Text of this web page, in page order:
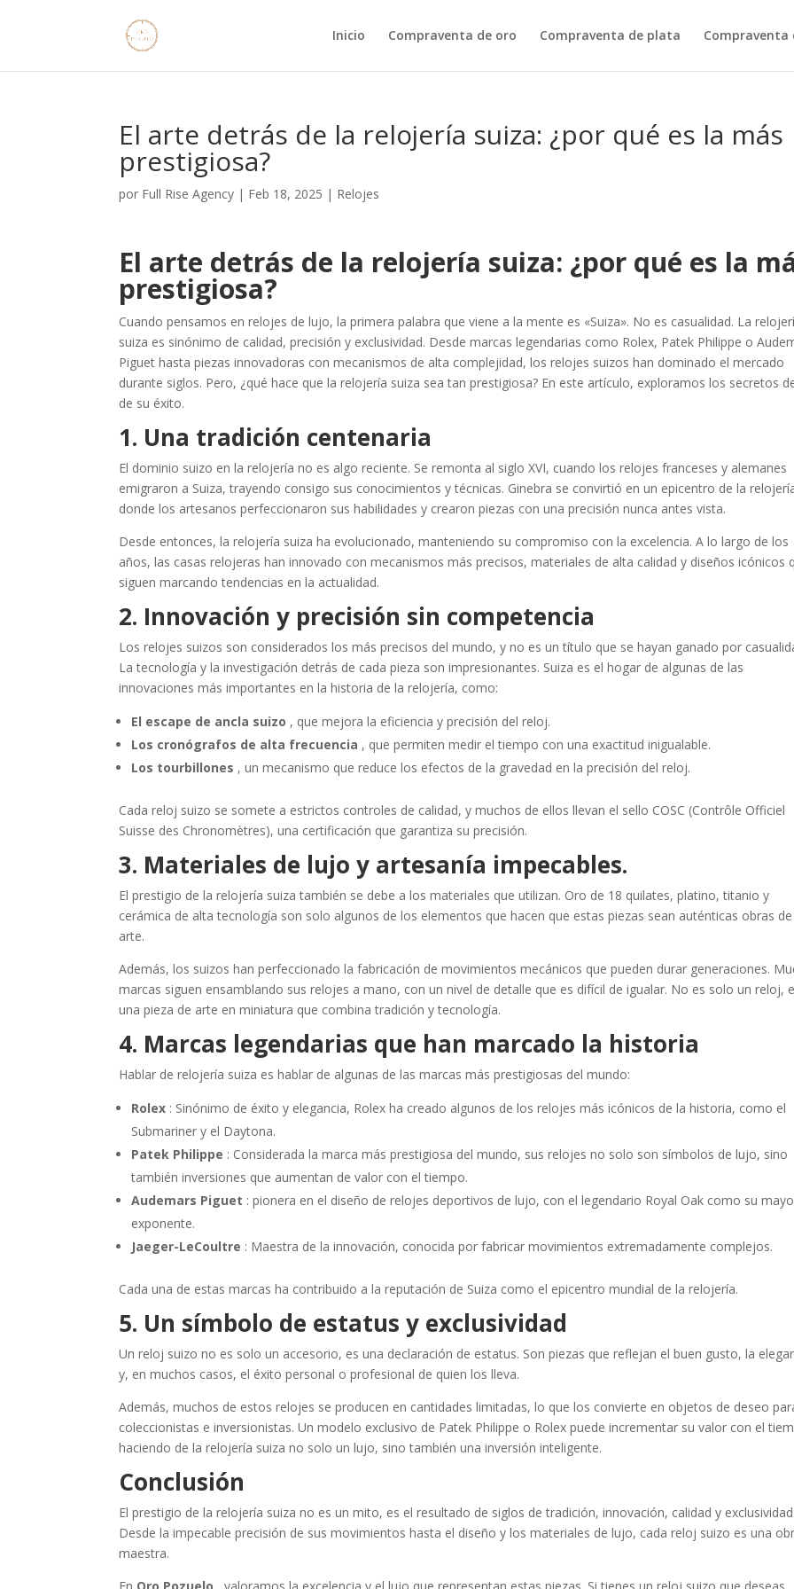
Inicio Compraventa de oro Compraventa de plata Compraventa
El arte detrás de la relojería suiza: ¿por qué es la más
prestigiosa?
por Full Rise Agency | Feb 18, 2025 | Relojes
El arte detrás de la relojería suiza: ¿por qué es la
prestigiosa?
Cuando pensamos en relojes de lujo, la primera palabra que viene a la mente es «Suiza». No es casualidad. La
suiza es sinónimo de calidad, precisión y exclusividad. Desde marcas legendarias como Rolex, Patek Philippe o
Piguet hasta piezas innovadoras con mecanismos de alta complejidad, los relojes suizos han dominado el mercado
durante siglos. Pero, ¿qué hace que la relojería suiza sea tan prestigiosa? En este artículo, exploramos los secretos
de su éxito.
1. Una tradición centenaria
El dominio suizo en la relojería no es algo reciente. Se remonta al siglo XVI, cuando los relojes franceses y alemanes
emigraron a Suiza, trayendo consigo sus conocimientos y técnicas. Ginebra se convirtió en un epicentro de la
donde los artesanos perfeccionaron sus habilidades y crearon piezas con una precisión nunca antes vista.
Desde entonces, la relojería suiza ha evolucionado, manteniendo su compromiso con la excelencia. A lo largo de los
años, las casas relojeras han innovado con mecanismos más precisos, materiales de alta calidad y diseños icónicos
siguen marcando tendencias en la actualidad.
2. Innovación y precisión sin competencia
Los relojes suizos son considerados los más precisos del mundo, y no es un título que se hayan ganado por
La tecnología y la investigación detrás de cada pieza son impresionantes. Suiza es el hogar de algunas de las
innovaciones más importantes en la historia de la relojería, como:
El escape de ancla suizo , que mejora la eficiencia y precisión del reloj.
Los cronógrafos de alta frecuencia , que permiten medir el tiempo con una exactitud inigualable.
Los tourbillones , un mecanismo que reduce los efectos de la gravedad en la precisión del reloj.
Cada reloj suizo se somete a estrictos controles de calidad, y muchos de ellos llevan el sello COSC (Contrôle Officiel
Suisse des Chronomètres), una certificación que garantiza su precisión.
3. Materiales de lujo y artesanía impecables.
El prestigio de la relojería suiza también se debe a los materiales que utilizan. Oro de 18 quilates, platino, titanio y
cerámica de alta tecnología son solo algunos de los elementos que hacen que estas piezas sean auténticas obras de
arte.
Además, los suizos han perfeccionado la fabricación de movimientos mecánicos que pueden durar generaciones.
marcas siguen ensamblando sus relojes a mano, con un nivel de detalle que es difícil de igualar. No es solo un reloj,
una pieza de arte en miniatura que combina tradición y tecnología.
4. Marcas legendarias que han marcado la historia
Hablar de relojería suiza es hablar de algunas de las marcas más prestigiosas del mundo:
Rolex : Sinónimo de éxito y elegancia, Rolex ha creado algunos de los relojes más icónicos de la historia, como el
Submariner y el Daytona.
Patek Philippe : Considerada la marca más prestigiosa del mundo, sus relojes no solo son símbolos de lujo, sino
también inversiones que aumentan de valor con el tiempo.
Audemars Piguet : pionera en el diseño de relojes deportivos de lujo, con el legendario Royal Oak como su
exponente.
Jaeger-LeCoultre : Maestra de la innovación, conocida por fabricar movimientos extremadamente complejos.
Cada una de estas marcas ha contribuido a la reputación de Suiza como el epicentro mundial de la relojería.
5. Un símbolo de estatus y exclusividad
Un reloj suizo no es solo un accesorio, es una declaración de estatus. Son piezas que reflejan el buen gusto, la
y, en muchos casos, el éxito personal o profesional de quien los lleva.
Además, muchos de estos relojes se producen en cantidades limitadas, lo que los convierte en objetos de deseo
coleccionistas e inversionistas. Un modelo exclusivo de Patek Philippe o Rolex puede incrementar su valor con el
haciendo de la relojería suiza no solo un lujo, sino también una inversión inteligente.
Conclusión
El prestigio de la relojería suiza no es un mito, es el resultado de siglos de tradición, innovación, calidad y exclusividad.
Desde la impecable precisión de sus movimientos hasta el diseño y los materiales de lujo, cada reloj suizo es una
maestra.